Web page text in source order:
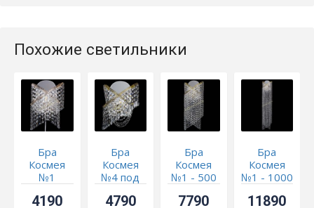
Похожие светильники
Бра
Космея
№1
4190
Бра
Космея
№4 под
4790
Бра
Космея
№1 - 500
бронзу
7790
Бра
Космея
№1 - 1000
бронзу
11890